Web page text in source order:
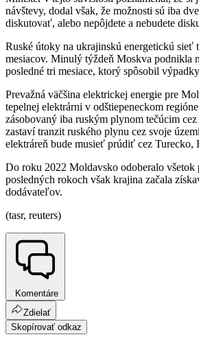
návštevy, dodal však, že možnosti sú iba
diskutovať, alebo nepôjdete a nebudete
Ruské útoky na ukrajinskú energetickú
mesiacov. Minulý týždeň Moskva podnikla
posledné tri mesiace, ktorý spôsobil
Prevažná väčšina elektrickej energie pre
tepelnej elektrárni v odštiepeneckom
zásobovaný iba ruským plynom tečúcim
zastaví tranzit ruského plynu cez svoje
elektráreň bude musieť prúdiť cez Turecko,
Do roku 2022 Moldavsko odoberalo
posledných rokoch však krajina začala
dodávateľov.
(tasr, reuters)
Komentáre
Zdielať
Skopírovať odkaz